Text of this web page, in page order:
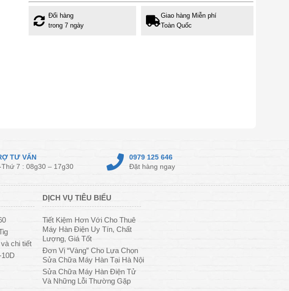
Đổi hàng
trong 7 ngày
Giao hàng Miễn phí
Toàn Quốc
TƯ VẤN
7 : 08g30 – 17g30
0979 125 646
Đặt hàng ngay
chi tiết
DỊCH VỤ TIÊU BIỂU
Tiết Kiệm Hơn Với Cho Thuê
Máy Hàn Điện Uy Tín, Chất
Lượng, Giá Tốt
Đơn Vị “Vàng” Cho Lựa Chọn
Sửa Chữa Máy Hàn Tại Hà Nội
Sửa Chữa Máy Hàn Điện Tử
Và Những Lỗi Thường Gặp